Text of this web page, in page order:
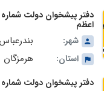
اعظم
شهر:
بندرعباس
استان: هرمزگان
دفتر پیشخوان دولت شماره 1122